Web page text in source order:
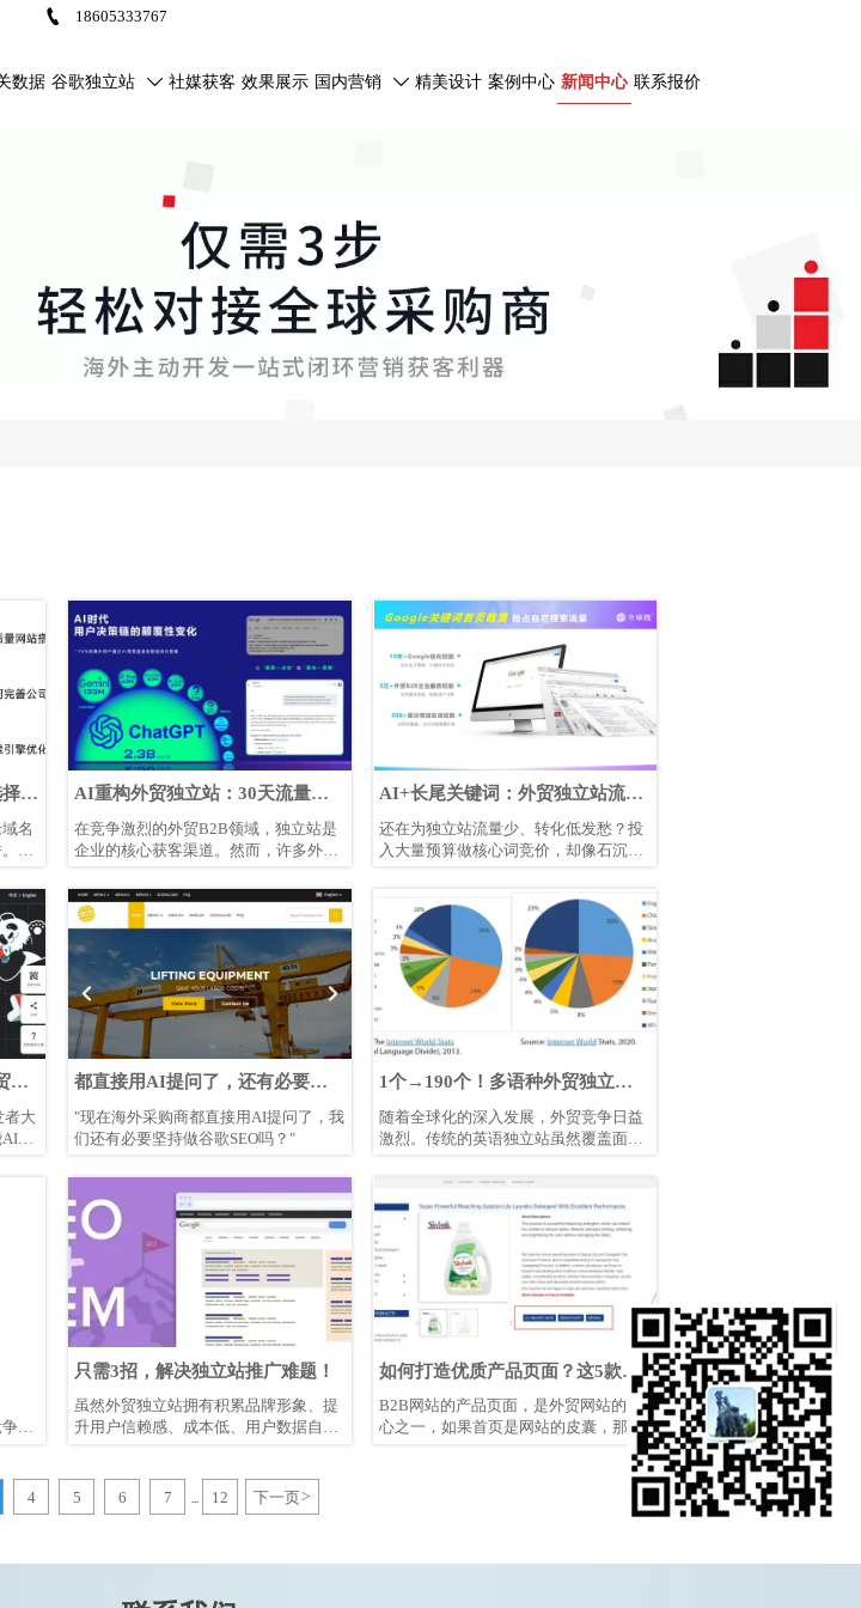
 18605333767
数据 谷歌独立站  社媒获客 效果展示 国内营销  精美设计 案例中心 新闻中心 联系报价
老
名
用
）的
有
AI重构外贸独立站：30天流量翻
倍！90天询盘暴增5倍？
在竞争激烈的外贸B2B领域，独立站是
企业的核心获客渠道。然而，许多外贸
低迷、询盘稀少。传统SEO优化周期
长、见效慢，而AI技术的爆发式发展，
正在彻底改变这一局面。
AI+长尾关键词：外贸独立站流量
翻倍实战
还在为独立站流量少、转化低发愁？投
入大量预算做核心词竞价，却像石沉大
藏"，正成为AI时代获取精准流量的关
键。
独
者大
驱
加
都直接用AI提问了，还有必要坚
持做谷歌SEO吗？
"现在海外采购商都直接用AI提问了，我
们还有必要坚持做谷歌SEO吗？"
1个→190个！多语种外贸独立站
覆盖全球99.9%的采购商
随着全球化的深入发展，外贸竞争日益
激烈。传统的英语独立站虽然覆盖面
中
只需3招，解决独立站推广难题！
虽然外贸独立站拥有积累品牌形象、提
升用户信赖感、成本低、用户数据自有
广，前面所说的一切优势都是泡影，没
有流量，更别谈什么订单转化了。
如何打造优质产品页面？这5款案
例教会你！
B2B网站的产品页面，是外贸网站的核
心之一，如果首页是网站的皮囊，那么
转化相信都是在浏览过网站的具体产品
4 5 6 7 12 下一页>